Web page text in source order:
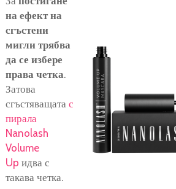
на ефект на
сгъстени
мигли трябва
да се избере
права четка.
Затова
сгъстяващата с
пирала
Nanolash
Volume
Up идва с
такава четка.